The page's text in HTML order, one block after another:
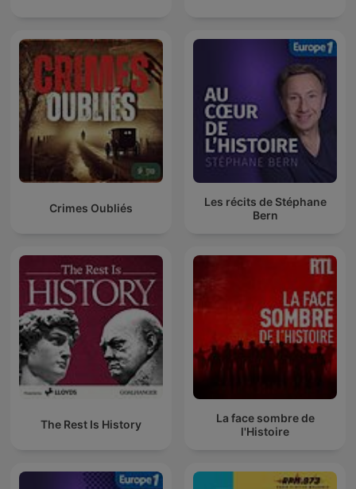
Crimes Oubliés
Les récits de Stéphane
Bern
The Rest Is History
La face sombre de
l'Histoire